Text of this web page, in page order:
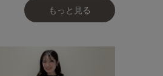
もっと見る